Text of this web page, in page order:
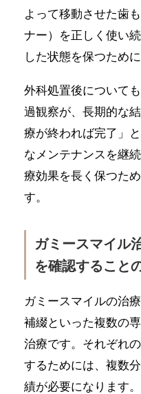
よって移動させた歯
ナー）を正しく使い
した状態を保つために
外科処置後について
過観察が、長期的な
療が終われば完了」
なメンテナンスを継
療効果を長く保つた
す。
ガミースマイル
を確認すること
ガミースマイルの治
補綴といった複数の
治療です。それぞれ
するためには、複数
績が必要になります。